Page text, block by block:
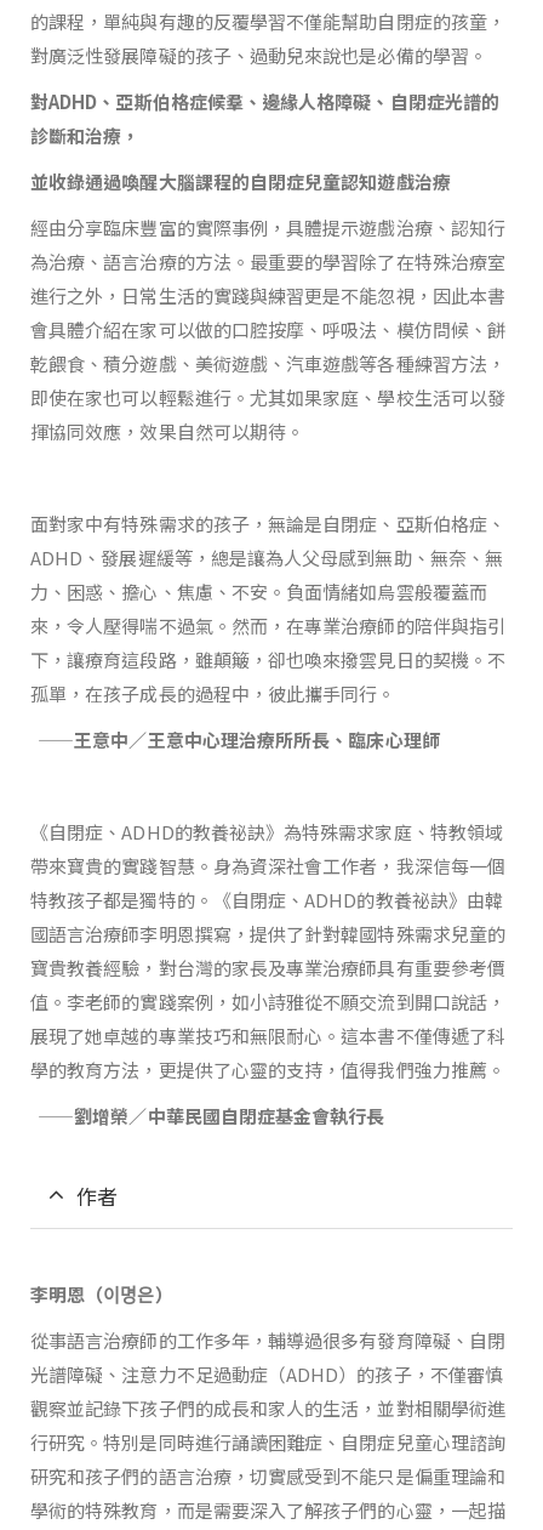
的課程，單純與有趣的反覆學習不僅能幫助自閉症的孩童，
對廣泛性發展障礙的孩子、過動兒來說也是必備的學習。
對ADHD、亞斯伯格症候羣、邊緣人格障礙、自閉症光譜的
診斷和治療，
並收錄通過喚醒大腦課程的自閉症兒童認知遊戲治療
經由分享臨床豐富的實際事例，具體提示遊戲治療、認知行
為治療、語言治療的方法。最重要的學習除了在特殊治療室
進行之外，日常生活的實踐與練習更是不能忽視，因此本書
會具體介紹在家可以做的口腔按摩、呼吸法、模仿問候、餅
乾餵食、積分遊戲、美術遊戲、汽車遊戲等各種練習方法，
即使在家也可以輕鬆進行。尤其如果家庭、學校生活可以發
揮協同效應，效果自然可以期待。
面對家中有特殊需求的孩子，無論是自閉症、亞斯伯格症、
ADHD、發展遲緩等，總是讓為人父母感到無助、無奈、無
力、困惑、擔心、焦慮、不安。負面情緒如烏雲般覆蓋而
來，令人壓得喘不過氣。然而，在專業治療師的陪伴與指引
下，讓療育這段路，雖顛簸，卻也喚來撥雲見日的契機。不
孤單，在孩子成長的過程中，彼此攜手同行。
——王意中／王意中心理治療所所長、臨床心理師
《自閉症、ADHD的教養祕訣》為特殊需求家庭、特教領域
帶來寶貴的實踐智慧。身為資深社會工作者，我深信每一個
特教孩子都是獨特的。《自閉症、ADHD的教養祕訣》由韓
國語言治療師李明恩撰寫，提供了針對韓國特殊需求兒童的
寶貴教養經驗，對台灣的家長及專業治療師具有重要參考價
值。李老師的實踐案例，如小詩雅從不願交流到開口說話，
展現了她卓越的專業技巧和無限耐心。這本書不僅傳遞了科
學的教育方法，更提供了心靈的支持，值得我們強力推薦。
——劉增榮／中華民國自閉症基金會執行長
作者
李明恩（이명은）
從事語言治療師的工作多年，輔導過很多有發育障礙、自閉
光譜障礙、注意力不足過動症（ADHD）的孩子，不僅審慎
觀察並記錄下孩子們的成長和家人的生活，並對相關學術進
行研究。特別是同時進行誦讀困難症、自閉症兒童心理諮詢
研究和孩子們的語言治療，切實感受到不能只是偏重理論和
學術的特殊教育，而是需要深入了解孩子們的心靈，一起描